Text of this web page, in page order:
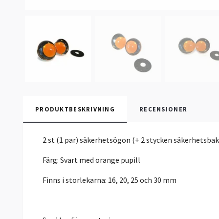
PRODUKTBESKRIVNING RECENSIONER
2 st (1 par) säkerhetsögon (+ 2 stycken
Färg: Svart med orange pupill
Finns i storlekarna: 16, 20, 25 och 30 mm